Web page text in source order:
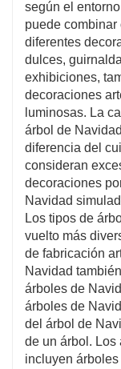
según el
puede
diferentes
dulces,
exhibiciones,
decoraciones
luminosas. La
árbol de
diferencia del
consideran
decoraciones
Navidad
Los tipos de
vuelto más
de fabricación
Navidad
árboles de
árboles de
del árbol de
de un árbol. Los
incluyen